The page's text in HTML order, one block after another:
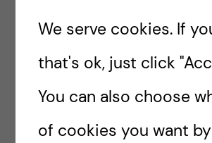
tillsammans med UNICEF Sverige,
Svenska läkaresällskapet) en
Altinget. Jag publicerar texten
bloggen: I […]
We serve cookies. If
that's ok, just click
You can also choose
of cookies you want